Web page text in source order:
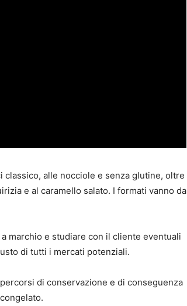
alle nocciole e senza glutine, oltre
e al caramello salato. I formati vanno da
marchio e studiare con il cliente eventuali
di tutti i mercati potenziali.
di conservazione e di conseguenza